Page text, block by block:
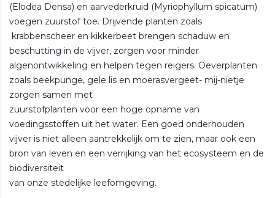
(Elodea Densa) en aarvederkruid (Myriophyllum spicatum)
voegen zuurstof toe. Drijvende planten zoals
krabbenscheer en kikkerbeet brengen schaduw en
beschutting in de vijver, zorgen voor minder
algenontwikkeling en helpen tegen reigers. Oeverplanten
zoals beekpunge, gele lis en moerasvergeet- mij-nietje
zorgen samen met
zuurstofplanten voor een hoge opname van
voedingsstoffen uit het water. Een goed onderhouden
vijver is niet alleen aantrekkelijk om te zien, maar ook een
bron van leven en een verrijking van het ecosysteem en de
biodiversiteit
van onze stedelijke leefomgeving.